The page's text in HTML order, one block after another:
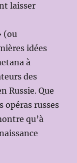
laisser
(ou
idées
à
des
Russie. Que
opéras russes
qu’à